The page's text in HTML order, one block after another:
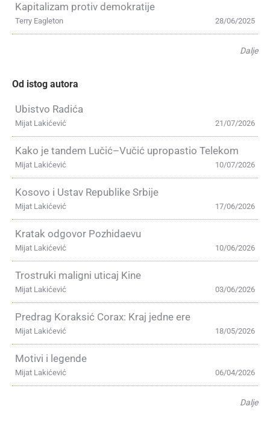
Kapitalizam protiv demokratije
28/06/2025
Terry Eagleton
Dalje
Od istog autora
Ubistvo Radića
21/07/2026
Mijat Lakićević
Kako je tandem Lučić–Vučić upropastio Telekom
10/07/2026
Mijat Lakićević
Kosovo i Ustav Republike Srbije
17/06/2026
Mijat Lakićević
Kratak odgovor Pozhidaevu
10/06/2026
Mijat Lakićević
Trostruki maligni uticaj Kine
03/06/2026
Mijat Lakićević
Predrag Koraksić Corax: Kraj jedne ere
18/05/2026
Mijat Lakićević
Motivi i legende
06/04/2026
Mijat Lakićević
Dalje